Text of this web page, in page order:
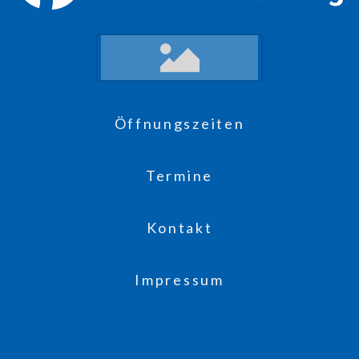
Öffnungszeiten
Termine
Kontakt
Impressum